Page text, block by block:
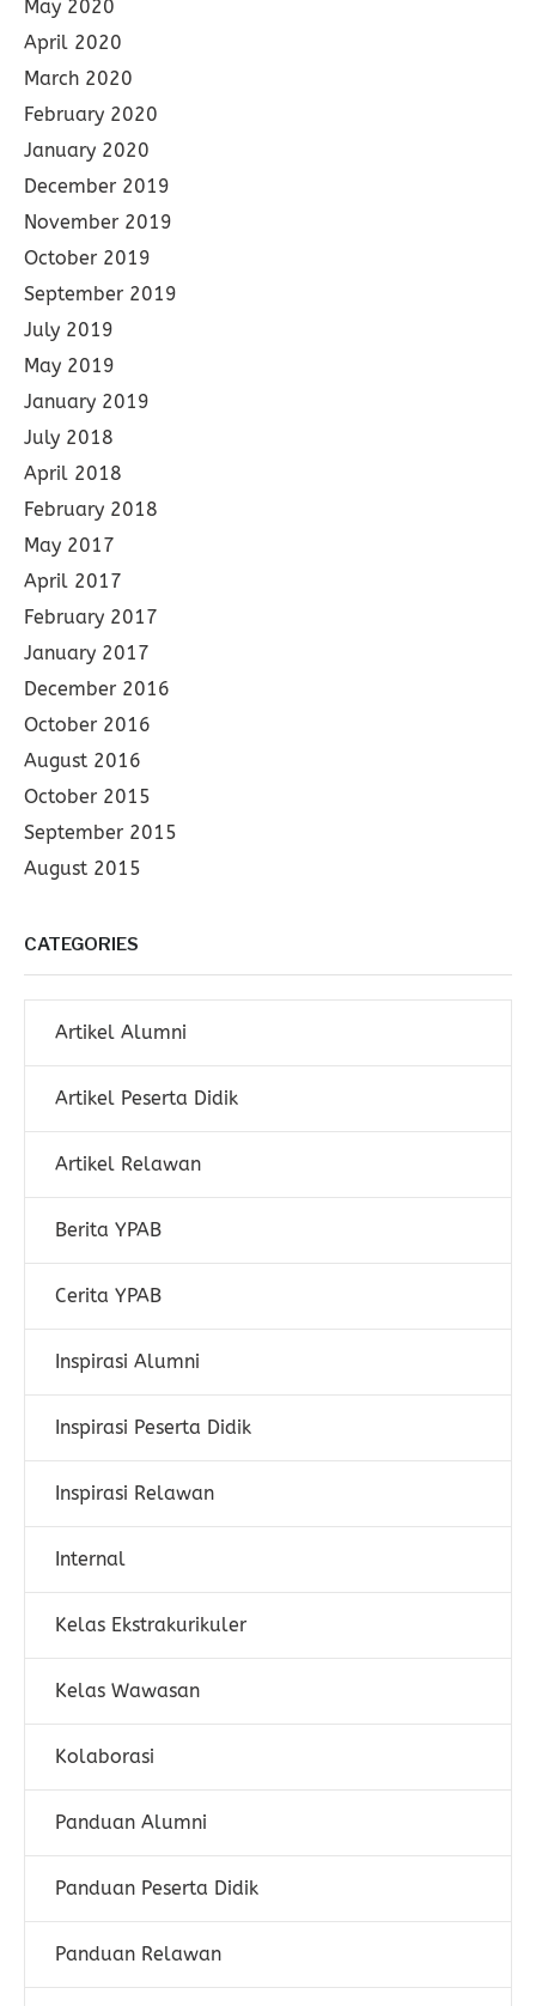
May 2020
April 2020
March 2020
February 2020
January 2020
December 2019
November 2019
October 2019
September 2019
July 2019
May 2019
January 2019
July 2018
April 2018
February 2018
May 2017
April 2017
February 2017
January 2017
December 2016
October 2016
August 2016
October 2015
September 2015
August 2015
CATEGORIES
Artikel Alumni
Artikel Peserta Didik
Artikel Relawan
Berita YPAB
Cerita YPAB
Inspirasi Alumni
Inspirasi Peserta Didik
Inspirasi Relawan
Internal
Kelas Ekstrakurikuler
Kelas Wawasan
Kolaborasi
Panduan Alumni
Panduan Peserta Didik
Panduan Relawan